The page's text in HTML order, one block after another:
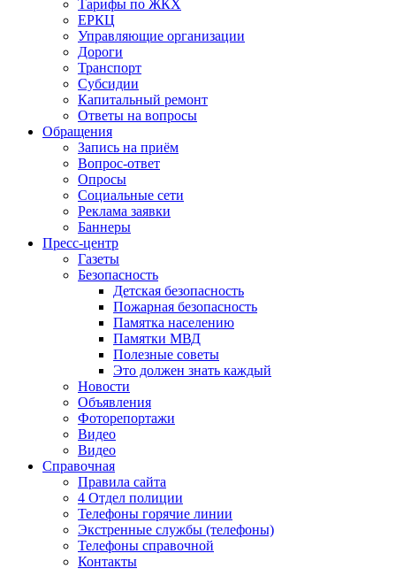
Тарифы по ЖКХ
ЕРКЦ
Управляющие организации
Дороги
Транспорт
Субсидии
Капитальный ремонт
Ответы на вопросы
Обращения
Запись на приём
Вопрос-ответ
Опросы
Социальные сети
Реклама заявки
Баннеры
Пресс-центр
Газеты
Безопасность
Детская безопасность
Пожарная безопасность
Памятка населению
Памятки МВД
Полезные советы
Это должен знать каждый
Новости
Объявления
Фоторепортажи
Видео
Видео
Справочная
Правила сайта
4 Отдел полиции
Телефоны горячие линии
Экстренные службы (телефоны)
Телефоны справочной
Контакты